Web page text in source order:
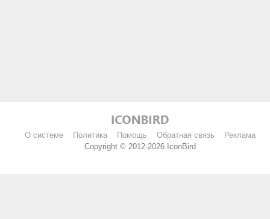
О системе Политика Помощь Обратная связь
Реклама
Copyright © 2012-2026 IconBird